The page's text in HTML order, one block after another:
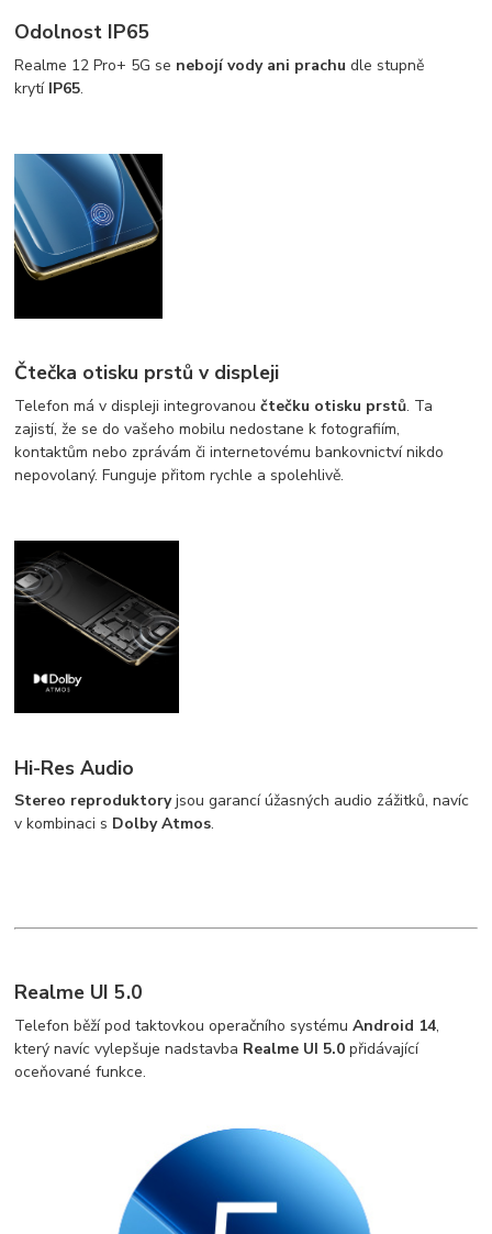
Odolnost IP65
Realme 12 Pro+ 5G se nebojí vody ani prachu dle stupně
krytí IP65.
Čtečka otisku prstů v displeji
Telefon má v displeji integrovanoučtečku otisku prstů. Ta
zajistí, že se do vašeho mobilu nedostane k fotografiím,
kontaktům nebo zprávám či internetovému bankovnictví nikdo
nepovolaný. Funguje přitom rychle a spolehlivě.
Hi-Res Audio
Stereo reproduktoryjsou garancí úžasných audio zážitků, navíc
v kombinaci s Dolby Atmos.
Realme UI 5.0
Telefon běží pod taktovkou operačního systémuAndroid 14,
který navíc vylepšuje nadstavba Realme UI 5.0 přidávající
oceňované funkce.